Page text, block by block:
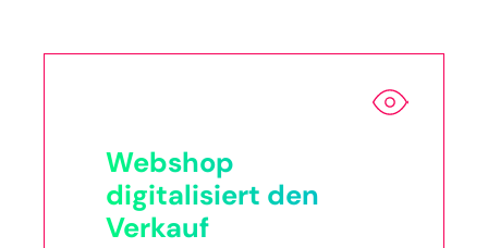
Webshop
digitalisiert den
Verkauf